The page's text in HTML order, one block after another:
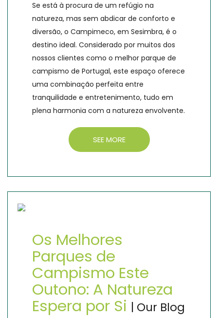
Se está à procura de um refúgio na
natureza, mas sem abdicar de conforto e
diversão, o Campimeco, em Sesimbra, é o
destino ideal. Considerado por muitos dos
nossos clientes como o melhor parque de
campismo de Portugal, este espaço oferece
uma combinação perfeita entre
tranquilidade e entretenimento, tudo em
plena harmonia com a natureza envolvente.
SEE MORE
Os Melhores
Parques de
Campismo Este
Outono: A Natureza
Espera por Si | Our Blog